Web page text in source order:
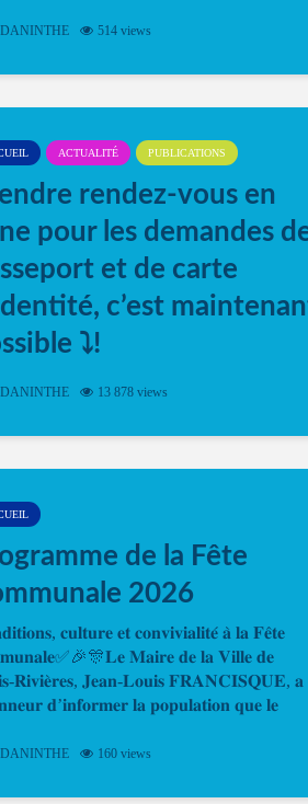
514 views
ACTUALITÉ PUBLICATIONS
rendez-vous en
pour les demandes
et de carte
c’est
⤵️!
il est possible de prendre rendez-
13 878 views
de la Fête
2026
𝐜𝐮𝐥𝐭𝐮𝐫𝐞 𝐞𝐭 𝐜𝐨𝐧𝐯𝐢𝐯𝐢𝐚𝐥𝐢𝐭𝐞́ 𝐚̀ 𝐥𝐚 𝐅𝐞̂𝐭𝐞
𝐌𝐚𝐢𝐫𝐞 𝐝𝐞 𝐥𝐚 𝐕𝐢𝐥𝐥𝐞 𝐝𝐞
𝐑𝐢𝐯𝐢𝐞̀𝐫𝐞𝐬, 𝐉𝐞𝐚𝐧-𝐋𝐨𝐮𝐢𝐬 𝐅𝐑𝐀𝐍𝐂𝐈𝐒𝐐𝐔𝐄, 𝐚
𝐝’𝐢𝐧𝐟𝐨𝐫𝐦𝐞𝐫 𝐥𝐚 𝐩𝐨𝐩𝐮𝐥𝐚𝐭𝐢𝐨𝐧 𝐪𝐮𝐞 𝐥𝐞
160 views